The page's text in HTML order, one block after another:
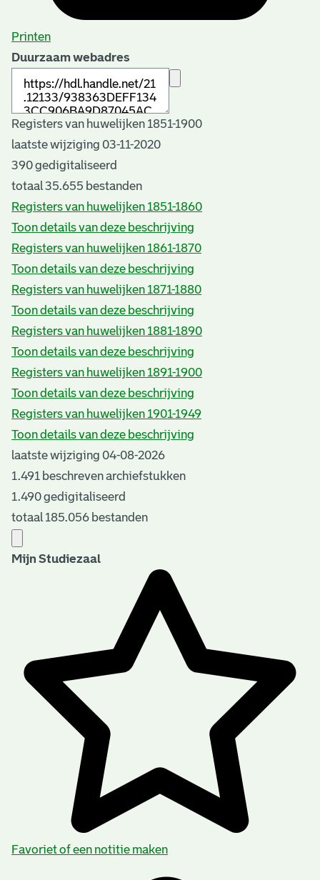
Printen
Duurzaam webadres
Registers van huwelijken 1851-1900
laatste wijziging 03-11-2020
390 gedigitaliseerd
totaal 35.655 bestanden
Registers van huwelijken 1851-1860
Toon details van deze beschrijving
Registers van huwelijken 1861-1870
Toon details van deze beschrijving
Registers van huwelijken 1871-1880
Toon details van deze beschrijving
Registers van huwelijken 1881-1890
Toon details van deze beschrijving
Registers van huwelijken 1891-1900
Toon details van deze beschrijving
Registers van huwelijken 1901-1949
Toon details van deze beschrijving
laatste wijziging 04-08-2026
1.491 beschreven archiefstukken
1.490 gedigitaliseerd
totaal 185.056 bestanden
Mijn Studiezaal
Favoriet of een notitie maken